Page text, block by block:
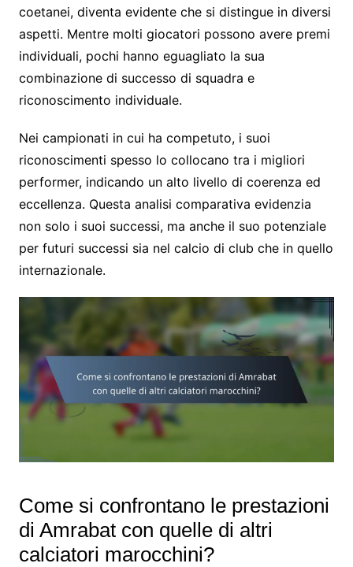
coetanei, diventa evidente che si distingue in diversi
aspetti. Mentre molti giocatori possono avere premi
individuali, pochi hanno eguagliato la sua
combinazione di successo di squadra e
riconoscimento individuale.
Nei campionati in cui ha competuto, i suoi
riconoscimenti spesso lo collocano tra i migliori
performer, indicando un alto livello di coerenza ed
eccellenza. Questa analisi comparativa evidenzia
non solo i suoi successi, ma anche il suo potenziale
per futuri successi sia nel calcio di club che in quello
internazionale.
Come si confrontano le prestazioni
di Amrabat con quelle di altri
calciatori marocchini?